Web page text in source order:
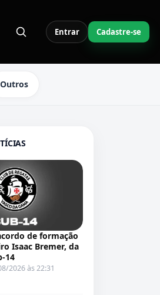
Entrar Cadastre-se
Outros
de formação
Isaac Bremer, da
14
2026 às 22:31